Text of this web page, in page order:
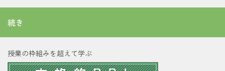
続き
授業の枠組みを超えて学ぶ